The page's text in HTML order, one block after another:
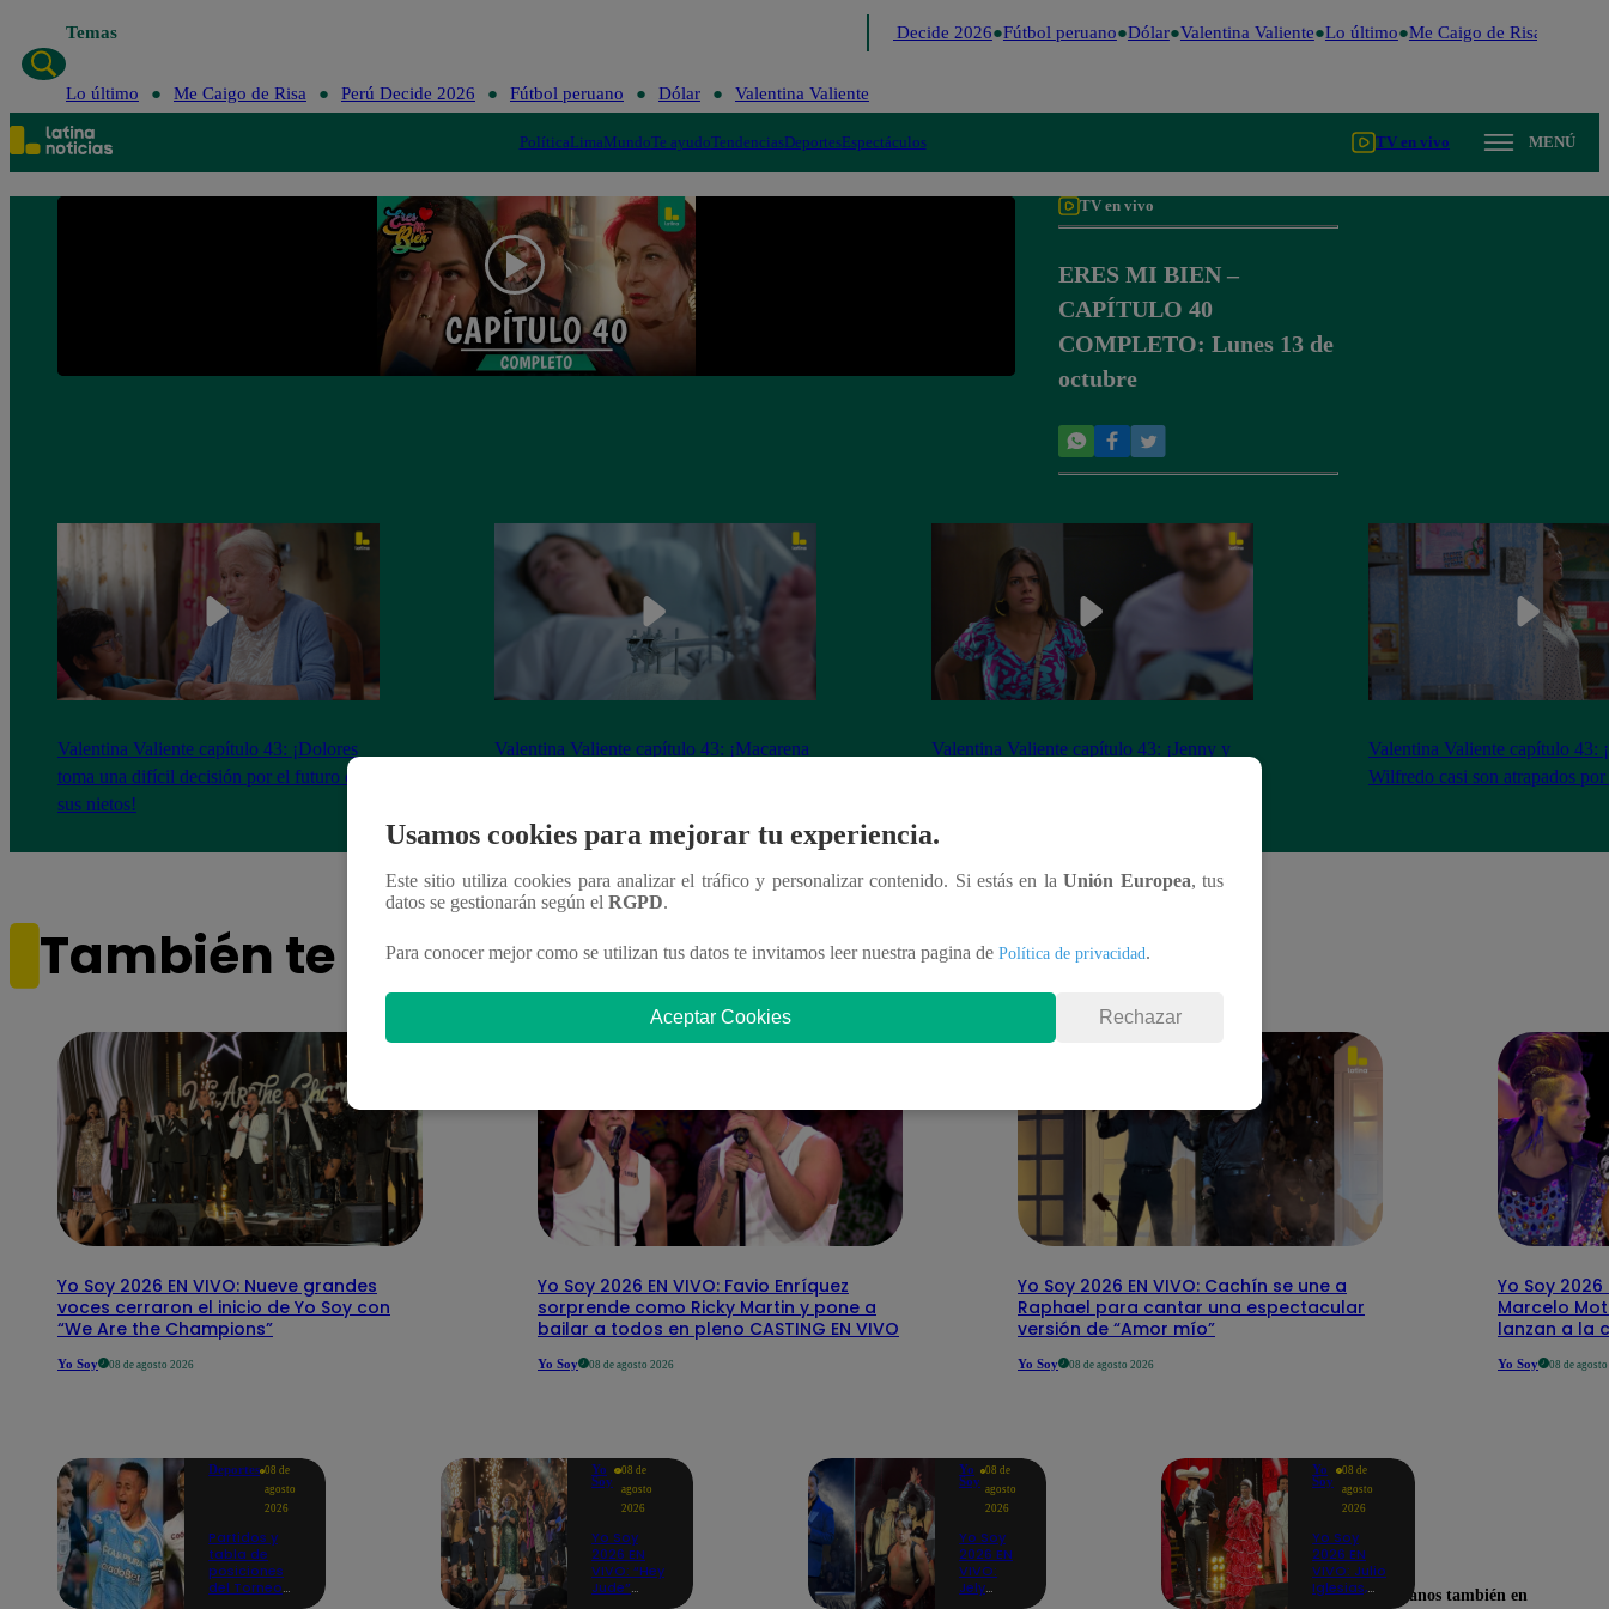
Temas Perú Decide 2026 Fútbol peruano Dólar Valentina Valiente Lo último Me Caigo de Risa
Lo último Me Caigo de Risa Perú Decide 2026 Fútbol peruano Dólar Valentina Valiente
PolíticaLimaMundoTe ayudoTendenciasDeportesEspectáculos TV en vivo MENÚ
TV en vivo
ERES MI BIEN –
CAPÍTULO 40
COMPLETO: Lunes 13 de
octubre
Valentina Valiente capítulo 43: ¡Dolores
toma una difícil decisión por el futuro de
sus nietos!
Valentina Valiente capítulo 43: ¡Macarena
Valentina Valiente capítulo 43: ¡Jenny y
Valentina Valiente capítulo 43:
Wilfredo casi son atrapados
También te puede interesar
Yo Soy 2026 EN VIVO: Nueve grandes
voces cerraron el inicio de Yo Soy con
“We Are the Champions”
Yo Soy 08 de agosto 2026
Yo Soy 2026 EN VIVO: Favio Enríquez
sorprende como Ricky Martin y pone a
bailar a todos en pleno CASTING EN VIVO
Yo Soy 08 de agosto 2026
Yo Soy 2026 EN VIVO: Cachín se une a
Raphael para cantar una espectacular
versión de “Amor mío”
Yo Soy 08 de agosto 2026
Yo Soy 2026
Marcelo
lanzan a la
Yo Soy 08 de
Deportes 08 de
agosto
2026
Partidos y
tabla de
posiciones
del Torneo
Yo
Soy
08 de
agosto
2026
Yo Soy
2026 EN
VIVO: “Hey
Jude”
Yo
Soy
08 de
agosto
2026
Yo Soy
2026 EN
VIVO:
Jely
Yo
Soy
08 de
agosto
2026
Yo Soy
2026 EN
VIVO: Julio
Iglesias,
Usamos cookies para mejorar tu experiencia.
Este sitio utiliza cookies para analizar el tráfico y personalizar contenido. Si estás en laUnión Europea, tus
datos se gestionarán según el RGPD.
Para conocer mejor como se utilizan tus datos te invitamos leer nuestra pagina de Política de privacidad.
Aceptar Cookies Rechazar
Encuéntranos también en